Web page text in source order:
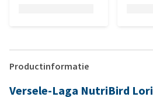
Productinformatie
Versele-Laga NutriBird Lori